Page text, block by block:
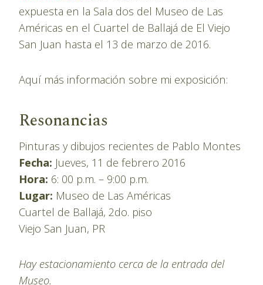
expuesta en la Sala dos del Museo de Las
Américas en el Cuartel de Ballajá de El Viejo
San Juan hasta el 13 de marzo de 2016.
Aquí más información sobre mi exposición:
Resonancias
Pinturas y dibujos recientes de Pablo Montes
Fecha: Jueves, 11 de febrero 2016
Hora: 6: 00 p.m. – 9:00 p.m.
Lugar: Museo de Las Américas
Cuartel de Ballajá, 2do. piso
Viejo San Juan, PR
Hay estacionamiento cerca de la entrada del
Museo.